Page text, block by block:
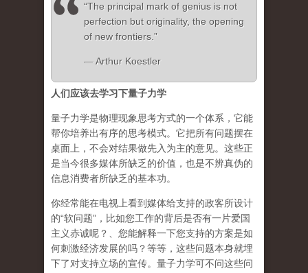
“The principal mark of genius is not
perfection but originality, the opening
of new frontiers.”
― Arthur Koestler
人们应该去学习下量子力学
量子力学是物理现象思考方式的一个体系，它能
帮你培养出有序的思考模式。它把所有问题摆在
桌面上，不会对结果做先入为主的意见。这些正
是当今很多媒体所缺乏的价值，也是不辨真伪的
信息消费者所缺乏的基本功。
你经常能在电视上看到媒体给支持的政客所设计
的“软问题”，比如您工作的背后是否有一片爱国
主义赤诚呢？、您能解释一下您支持的方案是如
何刺激经济发展的吗？等等，这些问题本身就埋
下了对支持立场的宣传。量子力学可不问这些问